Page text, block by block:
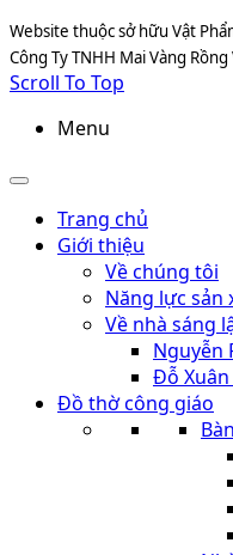
Website thuộc sở hữu Vật
Công Ty TNHH Mai Vàng
Scroll To Top
Menu
Trang chủ
Giới thiệu
Về chúng tôi
Năng lực sản
Về nhà sáng
Nguyễn
Đỗ
Đồ thờ công giáo